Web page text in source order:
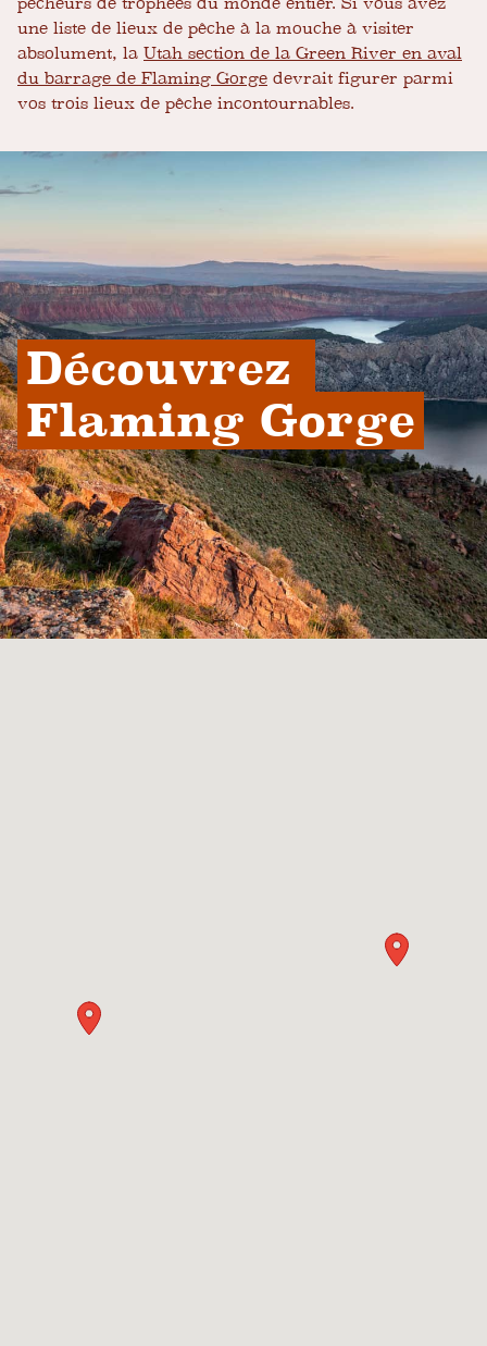
une liste de lieux de pêche à la mouche à visiter
absolument, la Utah section de la Green River en aval
du barrage de Flaming Gorge devrait figurer parmi
vos trois lieux de pêche incontournables.
Découvrez
Flaming Gorge